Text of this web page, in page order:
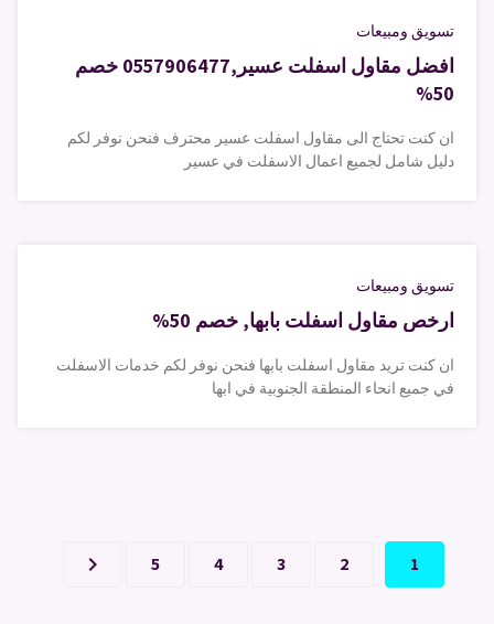
تسويق ومبيعات
افضل مقاول اسفلت عسير,0557906477 خصم
50%
ان كنت تحتاج الى مقاول اسفلت عسير محترف فنحن نوفر لكم
دليل شامل لجميع اعمال الاسفلت في عسير
تسويق ومبيعات
ارخص مقاول اسفلت بابها, خصم 50%
ان كنت تريد مقاول اسفلت بابها فنحن نوفر لكم خدمات الاسفلت
في جميع انحاء المنطقة الجنوبية في ابها
1
2
3
4
5
keyboard_arrow_right